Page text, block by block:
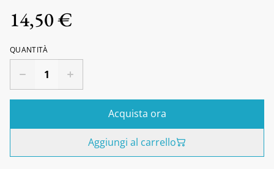
14,50 €
QUANTITÀ
Acquista ora
Aggiungi al carrello